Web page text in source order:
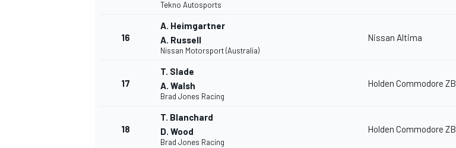
Tekno Autosports
16
A. Heimgartner
A. Russell
Nissan Motorsport (Australia)
Nissan Altima
17
T. Slade
A. Walsh
Brad Jones Racing
Holden Commodore ZB
18
T. Blanchard
D. Wood
Brad Jones Racing
Holden Commodore ZB